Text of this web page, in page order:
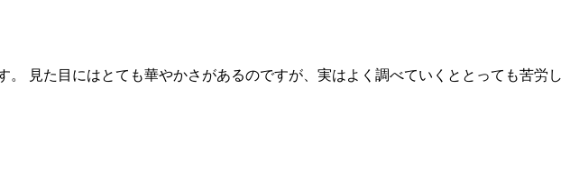
見た目にはとても華やかさがあるのですが、実はよく調べていくととっても苦労し